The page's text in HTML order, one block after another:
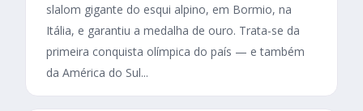
slalom gigante do esqui alpino, em Bormio, na
Itália, e garantiu a medalha de ouro. Trata-se da
primeira conquista olímpica do país — e também
da América do Sul...